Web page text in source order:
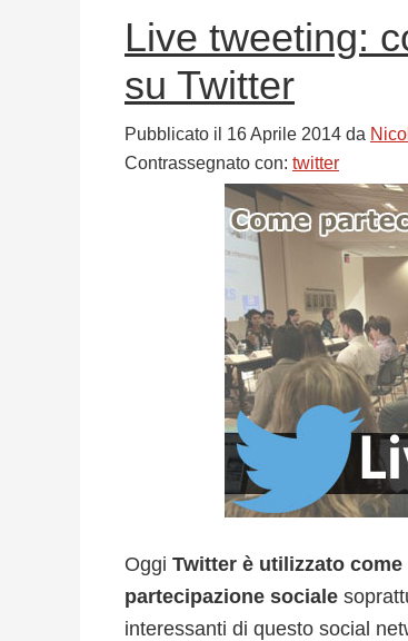
Live tweeting:
su Twitter
Pubblicato il 16 Aprile 2014 da
Contrassegnato con: twitter
Oggi Twitter è utilizzato
partecipazione sociale
interessanti di questo social